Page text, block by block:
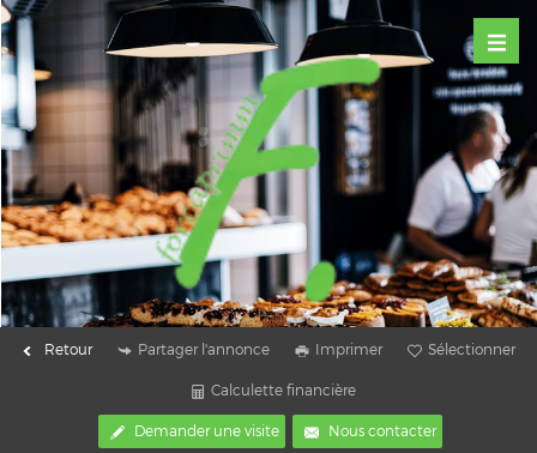
Retour Partager l'annonce Imprimer Sélectionner
Calculette financière
Demander une visite Nous contacter